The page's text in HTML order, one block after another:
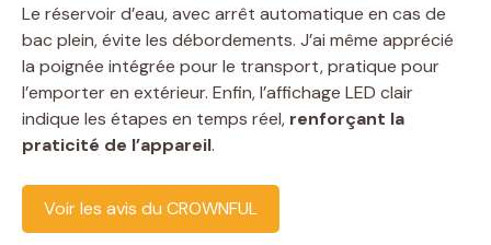
Le réservoir d’eau, avec arrêt automatique en cas de
bac plein, évite les débordements. J’ai même apprécié
la poignée intégrée pour le transport, pratique pour
l’emporter en extérieur. Enfin, l’affichage LED clair
indique les étapes en temps réel, renforçant la
praticité de l’appareil.
Voir les avis du CROWNFUL